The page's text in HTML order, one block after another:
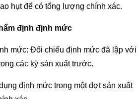
hụt để có tổng lượng chính xác.
định định mức
mức: Đối chiếu định mức đã lập với
các kỳ sản xuất trước.
định mức trong một đợt sản xuất